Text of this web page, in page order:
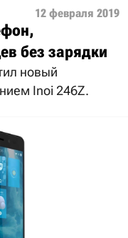
12 февраля 2019
без зарядки
новый
Inoi 246Z.